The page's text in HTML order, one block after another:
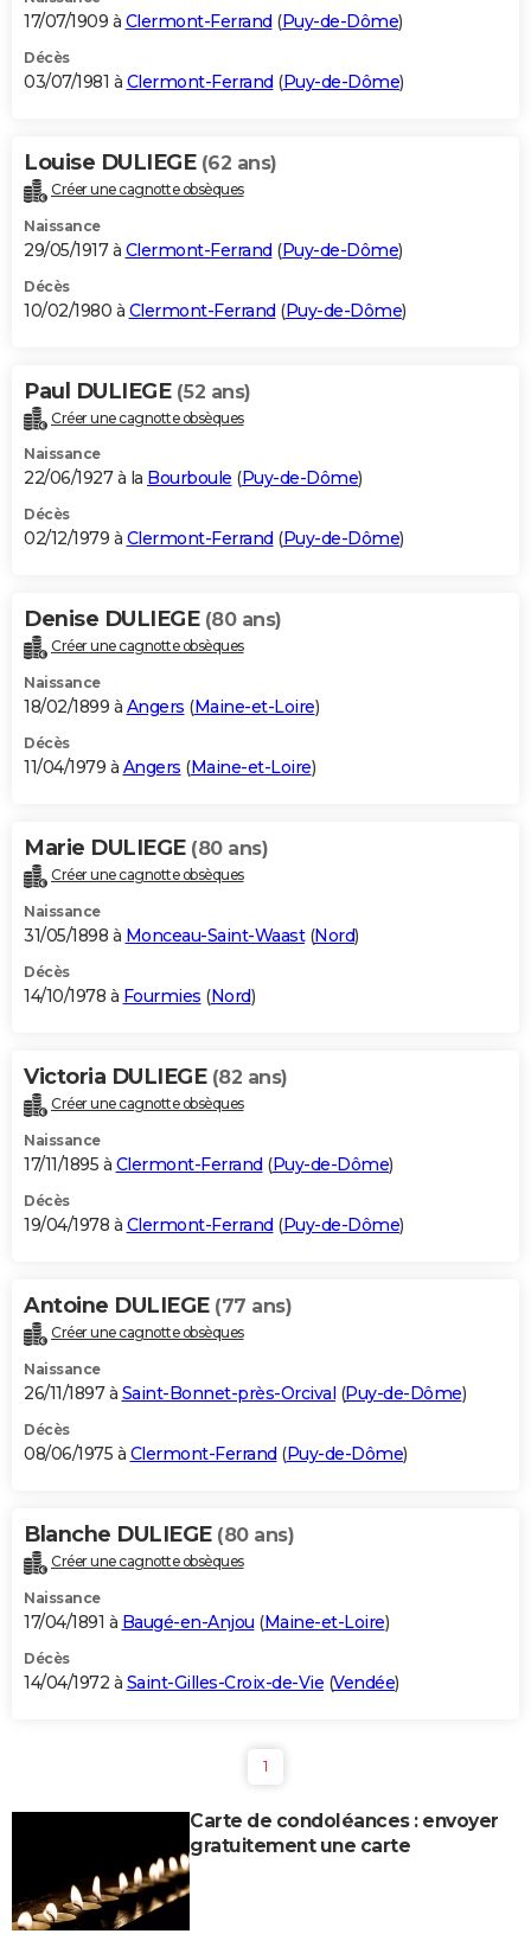
17/07/1909 à Clermont-Ferrand (Puy-de-Dôme)
Décès
03/07/1981 à Clermont-Ferrand (Puy-de-Dôme)
Louise DULIEGE (62 ans)
Créer une cagnotte obsèques
Naissance
29/05/1917 à Clermont-Ferrand (Puy-de-Dôme)
Décès
10/02/1980 à Clermont-Ferrand (Puy-de-Dôme)
Paul DULIEGE (52 ans)
Créer une cagnotte obsèques
Naissance
22/06/1927 à la Bourboule (Puy-de-Dôme)
Décès
02/12/1979 à Clermont-Ferrand (Puy-de-Dôme)
Denise DULIEGE (80 ans)
Créer une cagnotte obsèques
Naissance
18/02/1899 à Angers (Maine-et-Loire)
Décès
11/04/1979 à Angers (Maine-et-Loire)
Marie DULIEGE (80 ans)
Créer une cagnotte obsèques
Naissance
31/05/1898 à Monceau-Saint-Waast(Nord)
Décès
14/10/1978 à Fourmies (Nord)
Victoria DULIEGE (82 ans)
Créer une cagnotte obsèques
Naissance
17/11/1895 à Clermont-Ferrand (Puy-de-Dôme)
Décès
19/04/1978 à Clermont-Ferrand (Puy-de-Dôme)
Antoine DULIEGE (77 ans)
Créer une cagnotte obsèques
Naissance
26/11/1897 à Saint-Bonnet-près-Orcival (Puy-de-Dôme)
Décès
08/06/1975 à Clermont-Ferrand (Puy-de-Dôme)
Blanche DULIEGE (80 ans)
Créer une cagnotte obsèques
Naissance
17/04/1891 à Baugé-en-Anjou (Maine-et-Loire)
Décès
14/04/1972 à Saint-Gilles-Croix-de-Vie (Vendée)
1
Carte de condoléances : envoyer
gratuitement une carte